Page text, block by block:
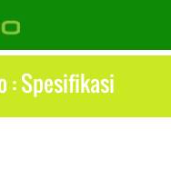
: Spesifikasi